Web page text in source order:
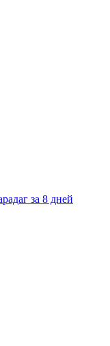
за 8 дней